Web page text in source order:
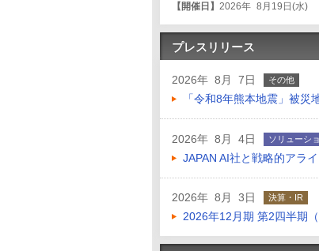
【開催日】 2026年 8月19日(水)
プレスリリース
2026年 8月 7日 その他
「令和8年熊本地震」被災
2026年 8月 4日 ソリューシ
JAPAN AI社と戦略的アラ
2026年 8月 3日 決算・IR
2026年12月期 第2四半期